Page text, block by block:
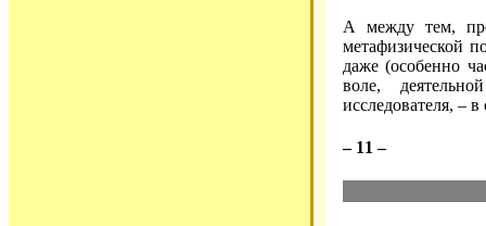
А между тем,
метафизической
даже (особенно
воле,
исследователя, – в
– 11 –